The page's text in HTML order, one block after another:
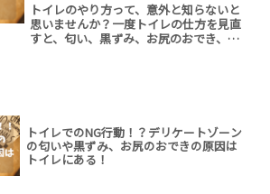
トイレのやり方って、意外と知らないと
思いませんか？一度トイレの仕方を見直
すと、匂い、黒ずみ、お尻のおでき、の
トイレでのNG行動！？デリケートゾーン
の匂いや黒ずみ、お尻のおできの原因は
トイレにある！